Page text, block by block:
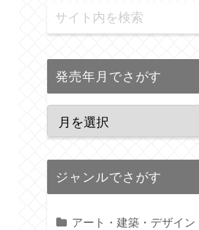
発売年月でさがす
ジャンルでさがす
アート・建築・デザイン